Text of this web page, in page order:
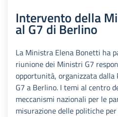
Intervento della
al G7 di Berlino
La Ministra Elena Bonetti ha
riunione dei Ministri G7
opportunità, organizzata dalla
G7 a Berlino. I temi al centro
meccanismi nazionali per le
misurazione delle politiche